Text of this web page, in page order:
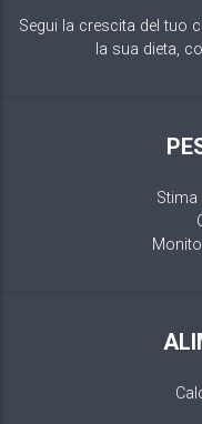
Segui la crescita del tuo
la sua dieta,
Stima